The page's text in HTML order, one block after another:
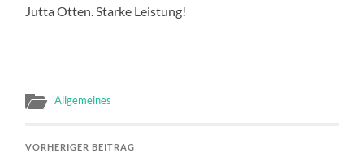
Jutta Otten. Starke Leistung!
Allgemeines
VORHERIGER BEITRAG